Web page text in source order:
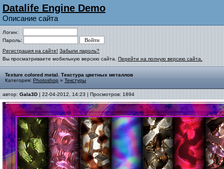
Datalife Engine Demo
Описание сайта
Логин:
Пароль:
Регистрация на сайте! Забыли пароль?
Вы просматриваете мобильную версию сайта. Перейти на полную версию сайта.
Texture colored metal. Текстура цветных металлов
Категория: Photoshop » Текстуры
автор: Gala3D | 22-04-2012, 14:23 | Просмотров: 1894